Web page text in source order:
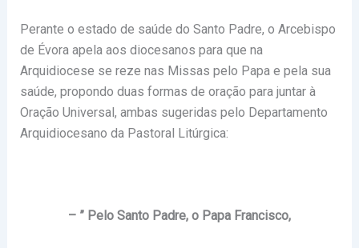
Perante o estado de saúde do Santo Padre, o Arcebispo
de Évora apela aos diocesanos para que na
Arquidiocese se reze nas Missas pelo Papa e pela sua
saúde, propondo duas formas de oração para juntar à
Oração Universal, ambas sugeridas pelo Departamento
Arquidiocesano da Pastoral Litúrgica:
– ” Pelo Santo Padre, o Papa Francisco,